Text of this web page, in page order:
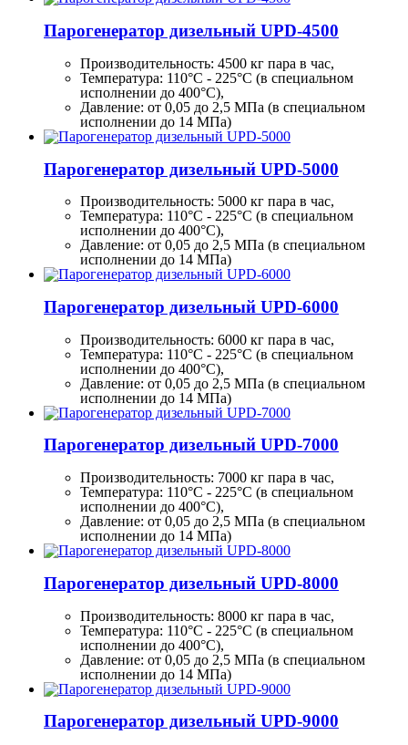
Парогенератор дизельный UPD-4500
Производительность: 4500 кг пара в час,
Температура: 110°C - 225°C (в специальном
исполнении до 400°C),
Давление: от 0,05 до 2,5 МПа (в специальном
исполнении до 14 МПа)
Парогенератор дизельный UPD-5000
Производительность: 5000 кг пара в час,
Температура: 110°C - 225°C (в специальном
исполнении до 400°C),
Давление: от 0,05 до 2,5 МПа (в специальном
исполнении до 14 МПа)
Парогенератор дизельный UPD-6000
Производительность: 6000 кг пара в час,
Температура: 110°C - 225°C (в специальном
исполнении до 400°C),
Давление: от 0,05 до 2,5 МПа (в специальном
исполнении до 14 МПа)
Парогенератор дизельный UPD-7000
Производительность: 7000 кг пара в час,
Температура: 110°C - 225°C (в специальном
исполнении до 400°C),
Давление: от 0,05 до 2,5 МПа (в специальном
исполнении до 14 МПа)
Парогенератор дизельный UPD-8000
Производительность: 8000 кг пара в час,
Температура: 110°C - 225°C (в специальном
исполнении до 400°C),
Давление: от 0,05 до 2,5 МПа (в специальном
исполнении до 14 МПа)
Парогенератор дизельный UPD-9000